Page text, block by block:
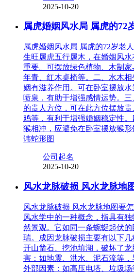
2025-10-20
属虎婚姻风水局 属虎的72
属虎婚姻风水局 属虎的72岁老
生旺属虎五行属木，在婚姻风
重要。可摆放绿色植物、木制
年青、红木桌椅等。二、水木
姻有滋养作用。可在卧室摆放
喷泉，有助于增强感情运势。
的贵人方位，可在此方位摆放
鸡等，有利于增强婚姻稳定性
猴相冲，应避免在卧室摆放猴
讳蛇形图
公司起名
2025-10-20
风水龙脉破损 风水龙脉地
风水龙脉破损 风水龙脉地图要
风水学中的一种概念，指具有
然景观。它如同一条蜿蜒起伏
瑞。成因龙脉破损主要有以下
开山凿石、挖池填湖，破坏了
害：如地震、洪水、泥石流等，
外部因素：如高压电塔、垃圾